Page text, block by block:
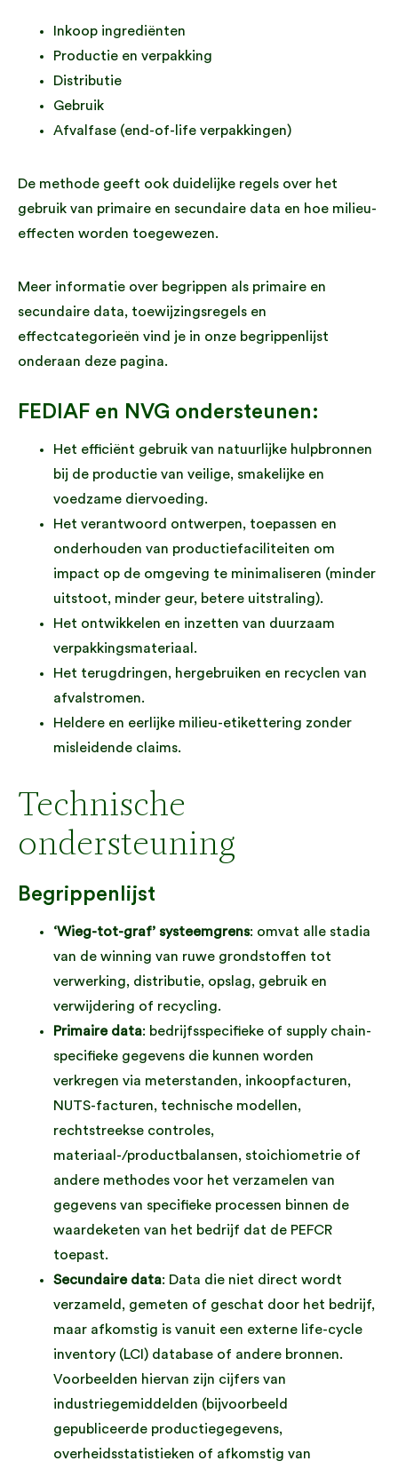
Inkoop ingrediënten
Productie en verpakking
Distributie
Gebruik
Afvalfase (end-of-life verpakkingen)
De methode geeft ook duidelijke regels over het
gebruik van primaire en secundaire data en hoe milieu-
effecten worden toegewezen.
Meer informatie over begrippen als primaire en
secundaire data, toewijzingsregels en
effectcategorieën vind je in onze begrippenlijst
onderaan deze pagina.
FEDIAF en NVG ondersteunen:
Het efficiënt gebruik van natuurlijke hulpbronnen
bij de productie van veilige, smakelijke en
voedzame diervoeding.
Het verantwoord ontwerpen, toepassen en
onderhouden van productiefaciliteiten om
impact op de omgeving te minimaliseren (minder
uitstoot, minder geur, betere uitstraling).
Het ontwikkelen en inzetten van duurzaam
verpakkingsmateriaal.
Het terugdringen, hergebruiken en recyclen van
afvalstromen.
Heldere en eerlijke milieu-etikettering zonder
misleidende claims.
Technische
ondersteuning
Begrippenlijst
‘Wieg-tot-graf’ systeemgrens: omvat alle stadia
van de winning van ruwe grondstoffen tot
verwerking, distributie, opslag, gebruik en
verwijdering of recycling.
Primaire data: bedrijfsspecifieke of supply chain-
specifieke gegevens die kunnen worden
verkregen via meterstanden, inkoopfacturen,
NUTS-facturen, technische modellen,
rechtstreekse controles,
materiaal-/productbalansen, stoichiometrie of
andere methodes voor het verzamelen van
gegevens van specifieke processen binnen de
waardeketen van het bedrijf dat de PEFCR
toepast.
Secundaire data: Data die niet direct wordt
verzameld, gemeten of geschat door het bedrijf,
maar afkomstig is vanuit een externe life-cycle
inventory (LCI) database of andere bronnen.
Voorbeelden hiervan zijn cijfers van
industriegemiddelden (bijvoorbeeld
gepubliceerde productiegegevens,
overheidsstatistieken of afkomstig van